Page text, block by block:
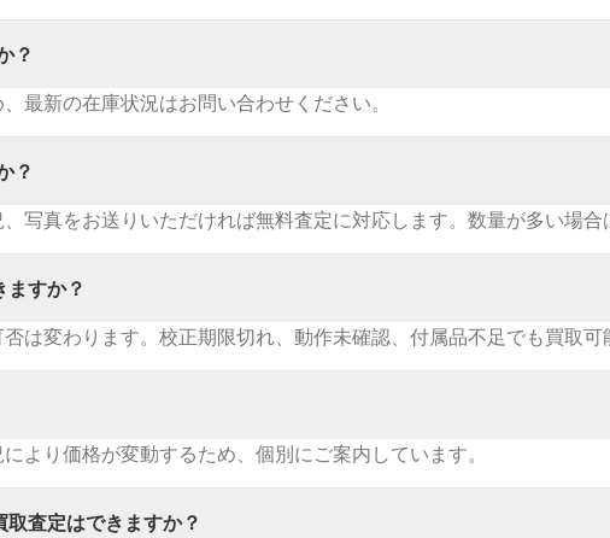
？
最新の在庫状況はお問い合わせください。
？
写真をお送りいただければ無料査定に対応します。数量が多い場合
すか？
は変わります。校正期限切れ、動作未確認、付属品不足でも買取可
より価格が変動するため、個別にご案内しています。
査定はできますか？